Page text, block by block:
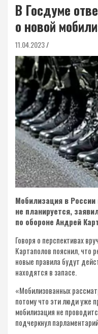
В Госдуме
о новой
11.04.2023
Мобилизация в
не планируется,
по обороне Андрей
Говоря о перспективах
Картаполов пояснил, что
новые правила будут
находятся в запасе.
«Мобилизованных
потому что эти люди уже
мобилизация не
подчеркнул